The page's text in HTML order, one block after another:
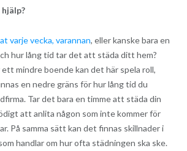
varje vecka, varannan, eller kanske bara en
hur lång tid tar det att städa ditt hem?
mindre boende kan det här spela roll,
en nedre gräns för hur lång tid du
Tar det bara en timme att städa din
att anlita någon som inte kommer för
På samma sätt kan det finnas skillnader i
handlar om hur ofta städningen ska ske.